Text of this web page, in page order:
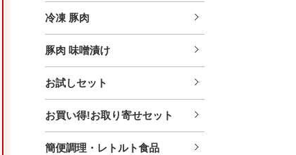
冷凍 豚肉
豚肉 味噌漬け
お試しセット
お買い得!お取り寄せセット
簡便調理・レトルト食品